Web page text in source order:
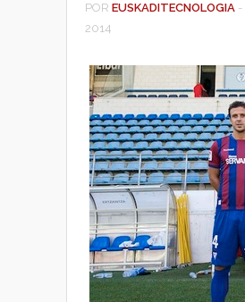
POR EUSKADITECNOLOGIA -
2014